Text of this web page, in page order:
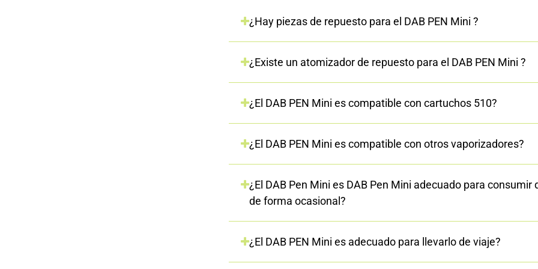
¿Hay piezas de repuesto para el DAB PEN Mini ?
¿Existe un atomizador de repuesto para el DAB PEN Mini ?
¿El DAB PEN Mini es compatible con cartuchos 510?
¿El DAB PEN Mini es compatible con otros vaporizadores?
¿El DAB Pen Mini es DAB Pen Mini adecuado para consumir
de forma ocasional?
¿El DAB PEN Mini es adecuado para llevarlo de viaje?